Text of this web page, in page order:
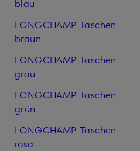
blau
LONGCHAMP Taschen
braun
LONGCHAMP Taschen
grau
LONGCHAMP Taschen
grün
LONGCHAMP Taschen
rosa